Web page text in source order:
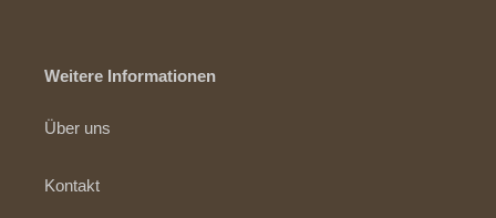
Weitere Informationen
Über uns
Kontakt